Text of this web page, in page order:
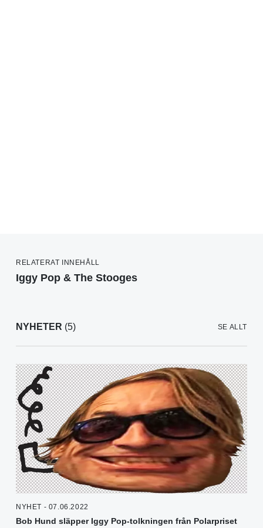
RELATERAT INNEHÅLL
Iggy Pop & The Stooges
NYHETER (5) SE ALLT
NYHET - 07.06.2022
Bob Hund släpper Iggy Pop-tolkningen från Polarpriset